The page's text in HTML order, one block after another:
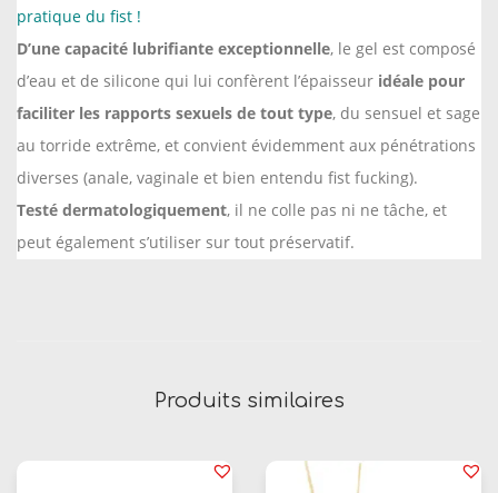
i
d
e
X
5
0
pratique du fist !
D’une capacité lubrifiante exceptionnelle, le gel est composé
d’eau et de silicone qui lui confèrent l’épaisseur idéale pour
faciliter les rapports sexuels de tout type, du sensuel et sage
au torride extrême, et convient évidemment aux pénétrations
diverses (anale, vaginale et bien entendu fist fucking).
Testé dermatologiquement, il ne colle pas ni ne tâche, et
peut également s’utiliser sur tout préservatif.
Produits similaires